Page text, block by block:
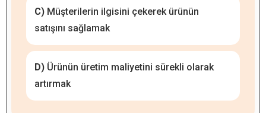
C) Müşterilerin ilgisini çekerek ürünün
satışını sağlamak
D) Ürünün üretim maliyetini sürekli olarak
artırmak